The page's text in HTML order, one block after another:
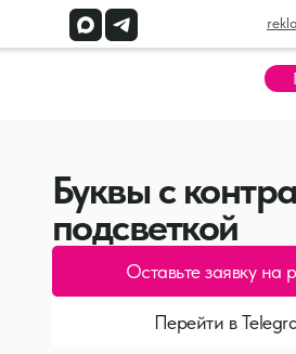
Буквы с
подсветкой
Оставьте заявку на
Перейти в